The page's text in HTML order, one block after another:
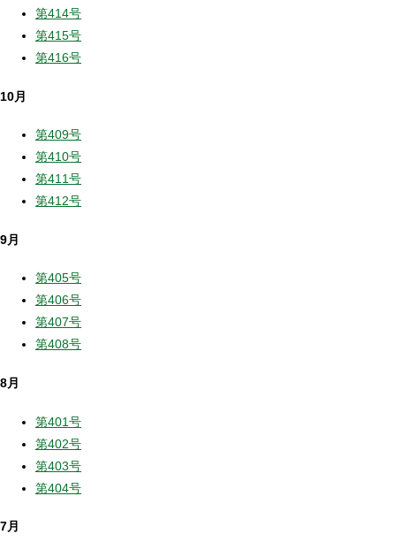
第414号
第415号
第416号
10月
第409号
第410号
第411号
第412号
9月
第405号
第406号
第407号
第408号
8月
第401号
第402号
第403号
第404号
7月